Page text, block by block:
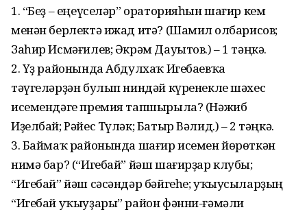
1. “Беҙ – еңеүселәр” ораторияһын шағир кем
менән берлектә ижад итә? (Шамил Ҡолбарисов;
Заһир Исмәғилев; Әкрәм Дауытов.) – 1 тәңкә.
2. Үҙ районында Абдулхаҡ Игебаевҡа
тәүгеләрҙән булып ниндәй күренек­ле шәхес
исемендәге премия тапшырыла? (Нәжиб
Иҙелбай; Рәйес Түләк; Батыр Вәлид.) – 2 тәңкә.
3. Баймаҡ районында шағир исемен йөрөткән
нимә бар? (“Игебай” йәш шағир­ҙар клубы;
“Игебай” йәш сәсәндәр бәйгеһе; уҡыусыларҙың
“Игебай уҡыуҙары” район фәнни-ғәмәли